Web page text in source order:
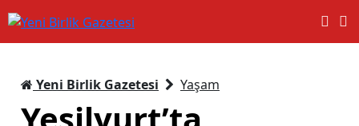
Yeni Birlik Gazetesi Yaşam